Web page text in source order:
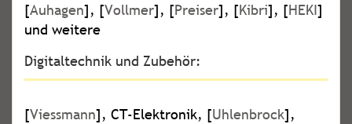
[Auhagen], [Vollmer], [Preiser], [Kibri], [HEKI]
und weitere
Digitaltechnik und Zubehör:
[Viessmann], CT-Elektronik, [Uhlenbrock],